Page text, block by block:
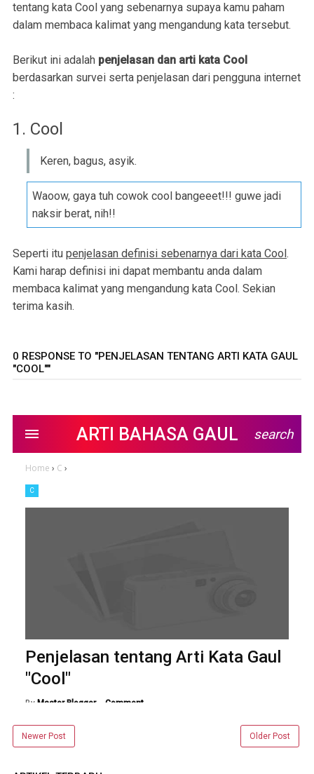
tentang kata Cool yang sebenarnya supaya kamu paham
dalam membaca kalimat yang mengandung kata tersebut.
Berikut ini adalah penjelasan dan arti kata Cool
berdasarkan survei serta penjelasan dari pengguna internet
:
1. Cool
Keren, bagus, asyik.
Waoow, gaya tuh cowok cool bangeeet!!! guwe jadi
naksir berat, nih!!
Seperti itu penjelasan definisi sebenarnya dari kata Cool.
Kami harap definisi ini dapat membantu anda dalam
membaca kalimat yang mengandung kata Cool. Sekian
terima kasih.
0 RESPONSE TO "PENJELASAN TENTANG ARTI KATA GAUL
"COOL""
Newer Post Older Post